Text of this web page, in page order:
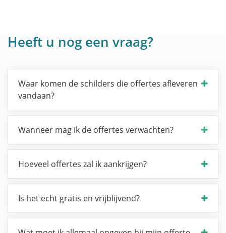
Heeft u nog een vraag?
Waar komen de schilders die offertes afleveren
vandaan?
Wanneer mag ik de offertes verwachten?
Hoeveel offertes zal ik aankrijgen?
Is het echt gratis en vrijblijvend?